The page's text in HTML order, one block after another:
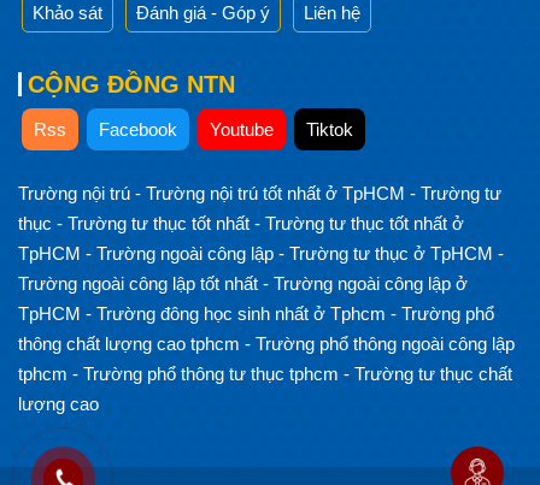
Khảo sát Đánh giá - Góp ý Liên hệ
CỘNG ĐỒNG NTN
Rss Facebook Youtube Tiktok
Trường nội trú - Trường nội trú tốt nhất ở TpHCM - Trường tư
thục - Trường tư thục tốt nhất - Trường tư thục tốt nhất ở
TpHCM - Trường ngoài công lập - Trường tư thục ở TpHCM -
Trường ngoài công lập tốt nhất - Trường ngoài công lập ở
TpHCM - Trường đông học sinh nhất ở Tphcm - Trường phổ
thông chất lượng cao tphcm - Trường phổ thông ngoài công lập
tphcm - Trường phổ thông tư thục tphcm - Trường tư thục chất
lượng cao